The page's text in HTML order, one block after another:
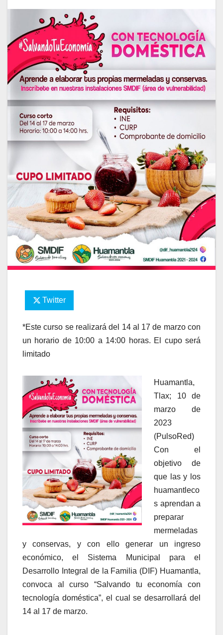
Twitter
*Este curso se realizará del 14 al 17 de marzo con
un horario de 10:00 a 14:00 horas. El cupo será
limitado
Huamantla,
Tlax; 10 de
marzo de
2023
(PulsoRed)
Con el
objetivo de
que las y los
huamantleco
s aprendan a
preparar
mermeladas
y conservas, y con ello generar un ingreso
económico, el Sistema Municipal para el
Desarrollo Integral de la Familia (DIF) Huamantla,
convoca al curso “Salvando tu economía con
tecnología doméstica”, el cual se desarrollará del
14 al 17 de marzo.